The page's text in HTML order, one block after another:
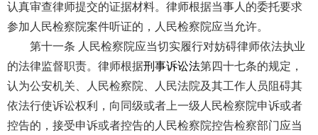
认真审查律师提交的证据材料。律师根据当事人的委托要求
参加人民检察院案件听证的，人民检察院应当允许。
第十一条 人民检察院应当切实履行对妨碍律师依法执业
的法律监督职责。律师根据刑事诉讼法第四十七条的规定，
认为公安机关、人民检察院、人民法院及其工作人员阻碍其
依法行使诉讼权利，向同级或者上一级人民检察院申诉或者
控告的，接受申诉或者控告的人民检察院控告检察部门应当